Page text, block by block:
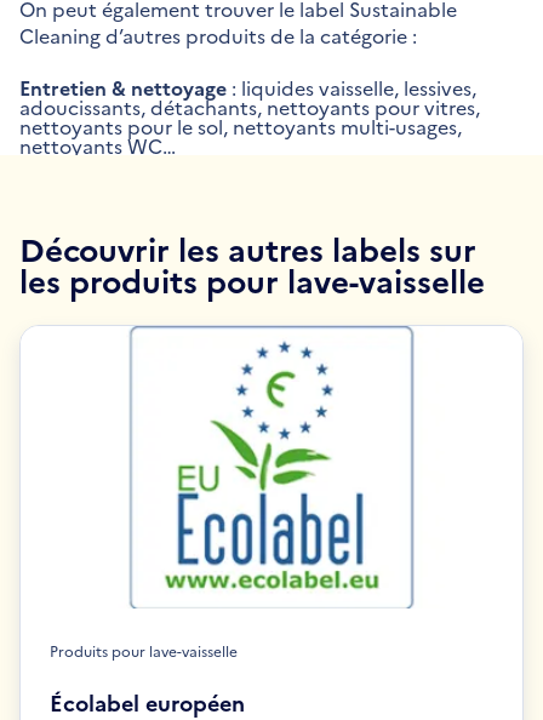
On peut également trouver le label Sustainable
Cleaning d’autres produits de la catégorie :
Entretien & nettoyage : liquides vaisselle, lessives,
adoucissants, détachants, nettoyants pour vitres,
nettoyants pour le sol, nettoyants multi-usages,
nettoyants WC…
Découvrir les autres labels sur
les produits pour lave-vaisselle
Produits pour lave-vaisselle
Écolabel européen